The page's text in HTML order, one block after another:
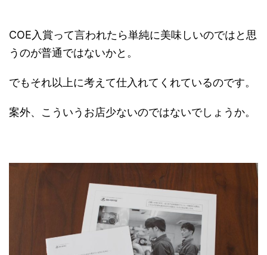
COE入賞って言われたら単純に美味しいのではと思
うのが普通ではないかと。
でもそれ以上に考えて仕入れてくれているのです。
案外、こういうお店少ないのではないでしょうか。